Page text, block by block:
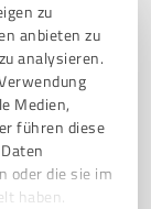
zu
anbieten zu
analysieren.
Medien,
führen diese
oder die sie im
haben.
ein von